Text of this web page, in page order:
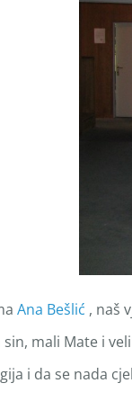
Ana Bešlić , naš
mali Mate i
i da se nada